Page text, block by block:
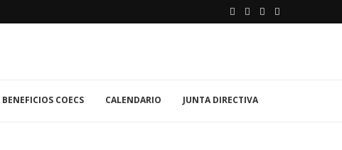
BENEFICIOS COECS CALENDARIO JUNTA DIRECTIVA